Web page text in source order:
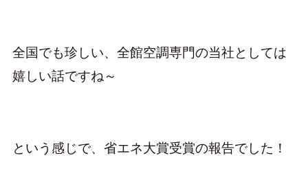
全国でも珍しい、全館空調専門の当社としては
嬉しい話ですね～
という感じで、省エネ大賞受賞の報告でした！